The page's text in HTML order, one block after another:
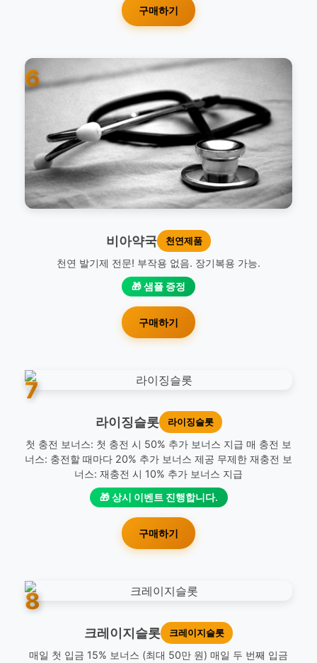
구매하기
6
비아약국 천연제품
천연 발기제 전문! 부작용 없음. 장기복용 가능.
🎁 샘플 증정
구매하기
7
라이징슬롯 라이징슬롯
첫 충전 보너스: 첫 충전 시 50% 추가 보너스 지급 매 충전 보
너스: 충전할 때마다 20% 추가 보너스 제공 무제한 재충전 보
너스: 재충전 시 10% 추가 보너스 지급
🎁 상시 이벤트 진행합니다.
구매하기
8
크레이지슬롯 크레이지슬롯
매일 첫 입금 15% 보너스 (최대 50만 원) 매일 두 번째 입금